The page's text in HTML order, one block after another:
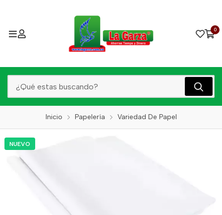
0
Inicio Papelería Variedad De Papel
NUEVO